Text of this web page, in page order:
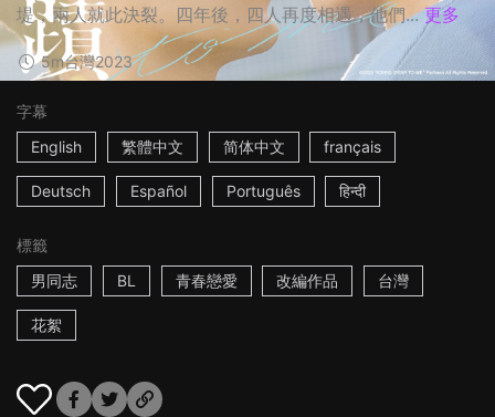
堤，兩人就此決裂。四年後，四人再度相遇，他們... 更多
5m台灣2023
字幕
English
繁體中文 简体中文 français
Deutsch Español Português हिन्दी
標籤
男同志
BL 青春戀愛 改編作品 台灣
花絮